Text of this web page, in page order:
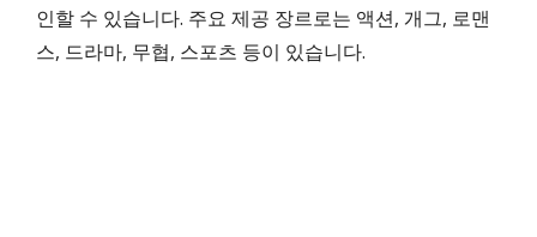
인할 수 있습니다. 주요 제공 장르로는 액션, 개그, 로맨
스, 드라마, 무협, 스포츠 등이 있습니다.